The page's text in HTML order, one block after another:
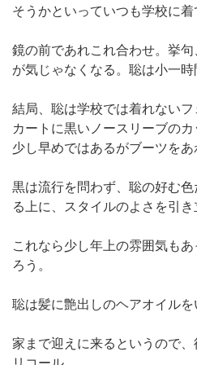
そうかといっていつも学校に
鏡の前であれこれ合わせ。挙
が気じゃなくなる。聡は小一
結局、聡は学校では着れない
カートに黒いノースリーブの
少し早めではあるがブーツを
黒は流行を問わず、聡の好む
る上に、スタイルのよさを引
これなら少し年上の雰囲気も
ろう。
聡は髪に艶出しのヘアオイル
家まで迎えに来るというので